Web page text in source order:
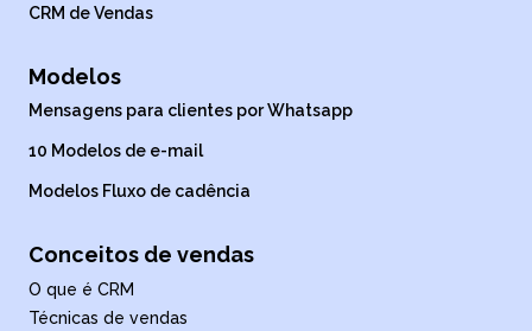
CRM de Vendas
Modelos
Mensagens para clientes por Whatsapp
10 Modelos de e-mail
Modelos Fluxo de cadência
Conceitos de vendas
O que é CRM
Técnicas de vendas